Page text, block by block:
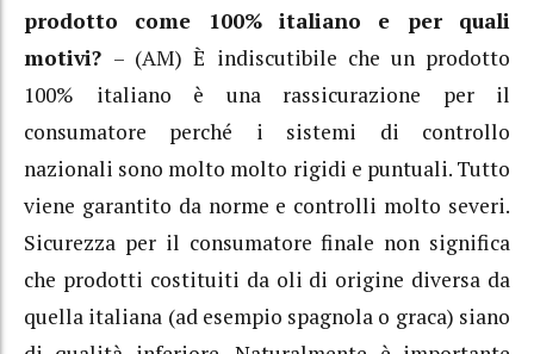
prodotto come 100% italiano e per quali
motivi? – (AM) È indiscutibile che un prodotto
100% italiano è una rassicurazione per il
consumatore perché i sistemi di controllo
nazionali sono molto molto rigidi e puntuali. Tutto
viene garantito da norme e controlli molto severi.
Sicurezza per il consumatore finale non significa
che prodotti costituiti da oli di origine diversa da
quella italiana (ad esempio spagnola o graca) siano